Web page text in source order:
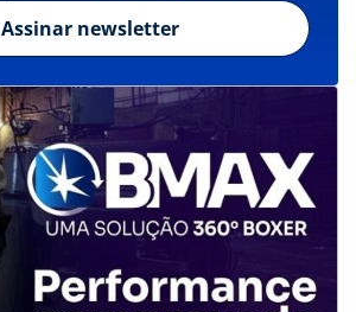
Assinar newsletter